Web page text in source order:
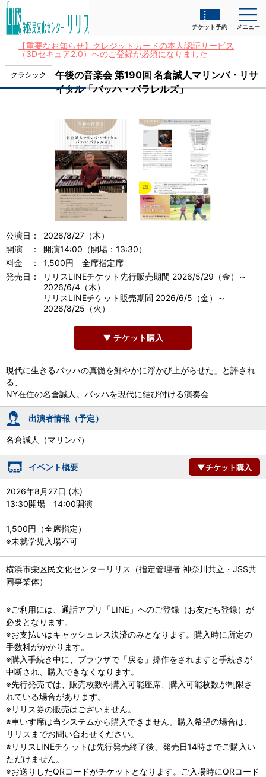
チケット予約 メニュー
【重要なお知らせ】クレジットカードの本人認証サービス
（3Dセキュア2.0）へのご登録が必須になりました
クラシック
午後の音楽会 第190回 名倉誠人マリンバ・リサ
イタル「バッハ・パラレルズ」
公演日：
2026/8/27（木）
開演 ：
開演14:00（開場：13:30）
料金 ：
1,500円
全席指定席
発売日：
リリスLINEチケット先行販売期間 2026/5/29（金）～
2026/6/4（木）
リリスLINEチケット販売期間 2026/6/5（金）～
2026/8/25（火）
▼ チケット購入
現代に生きるバッハの真髄を鮮やかに浮かび上がらせた」と評され
る、
NY在住の名倉誠人。バッハを現代に結び付ける演奏会
出演者情報（予定）
名倉誠人（マリンバ）
イベント概要 ▼チケット購入
2026年8月27日 (木)
13:30開場 14:00開演
1,500円（全席指定）
※未就学児入場不可
横浜市栄区民文化センターリリス（指定管理者 神奈川共立・JSS共
同事業体）
※ご利用には、通話アプリ「LINE」へのご登録（お友だち登録）が
必要となります。
※お支払いはキャッシュレス決済のみとなります。購入時に所定の
手数料がかかります。
※購入手続き中に、ブラウザで「戻る」操作をされますと手続きが
中断され、購入できなくなります。
※先行発売では、販売枚数や購入可能座席、購入可能枚数が制限さ
れている場合があります。
※リリス券の販売はございません。
※車いす席は当システムから購入できません。購入希望の場合は、
リリスまでお問い合わせください。
※リリスLINEチケットは先行発売終了後、発売日14時までご購入い
ただけません。
※お送りしたQRコードがチケットとなります。ご入場時にQRコード